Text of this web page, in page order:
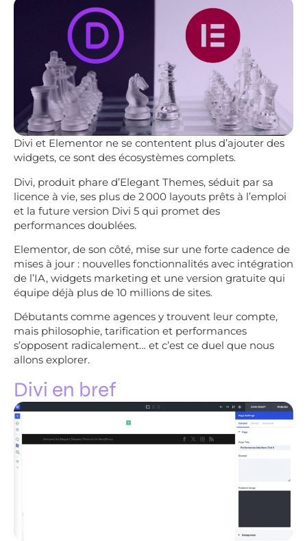
Divi et Elementor ne se contentent plus d’ajouter des
widgets, ce sont des écosystèmes complets.
Divi, produit phare d’Elegant Themes, séduit par sa
licence à vie, ses plus de 2 000 layouts prêts à l’emploi
et la future version Divi 5 qui promet des
performances doublées.
Elementor, de son côté, mise sur une forte cadence de
mises à jour : nouvelles fonctionnalités avec intégration
de l’IA, widgets marketing et une version gratuite qui
équipe déjà plus de 10 millions de sites.
Débutants comme agences y trouvent leur compte,
mais philosophie, tarification et performances
s’opposent radicalement… et c’est ce duel que nous
allons explorer.
Divi en bref